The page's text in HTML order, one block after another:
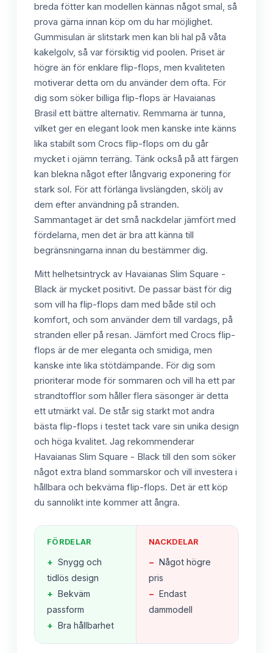
breda fötter kan modellen kännas något smal, så
prova gärna innan köp om du har möjlighet.
Gummisulan är slitstark men kan bli hal på våta
kakelgolv, så var försiktig vid poolen. Priset är
högre än för enklare flip-flops, men kvaliteten
motiverar detta om du använder dem ofta. För
dig som söker billiga flip-flops är Havaianas
Brasil ett bättre alternativ. Remmarna är tunna,
vilket ger en elegant look men kanske inte känns
lika stabilt som Crocs flip-flops om du går
mycket i ojämn terräng. Tänk också på att färgen
kan blekna något efter långvarig exponering för
stark sol. För att förlänga livslängden, skölj av
dem efter användning på stranden.
Sammantaget är det små nackdelar jämfört med
fördelarna, men det är bra att känna till
begränsningarna innan du bestämmer dig.
Mitt helhetsintryck av Havaianas Slim Square -
Black är mycket positivt. De passar bäst för dig
som vill ha flip-flops dam med både stil och
komfort, och som använder dem till vardags, på
stranden eller på resan. Jämfört med Crocs flip-
flops är de mer eleganta och smidiga, men
kanske inte lika stötdämpande. För dig som
prioriterar mode för sommaren och vill ha ett par
strandtofflor som håller flera säsonger är detta
ett utmärkt val. De står sig starkt mot andra
bästa flip-flops i testet tack vare sin unika design
och höga kvalitet. Jag rekommenderar
Havaianas Slim Square - Black till den som söker
något extra bland sommarskor och vill investera i
hållbara och bekväma flip-flops. Det är ett köp
du sannolikt inte kommer att ångra.
FÖRDELAR
+ Snygg och
tidlös design
+ Bekväm
passform
+ Bra hållbarhet
NACKDELAR
− Något högre
pris
− Endast
dammodell